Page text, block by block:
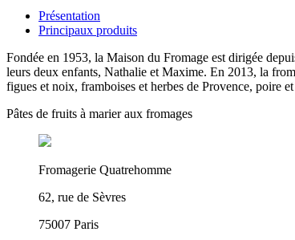
Présentation
Principaux produits
Fondée en 1953, la Maison du Fromage est dirigée
leurs deux enfants, Nathalie et Maxime. En 2013, la
figues et noix, framboises et herbes de Provence, poire
Pâtes de fruits à marier aux fromages
Fromagerie Quatrehomme
62, rue de Sèvres
75007 Paris